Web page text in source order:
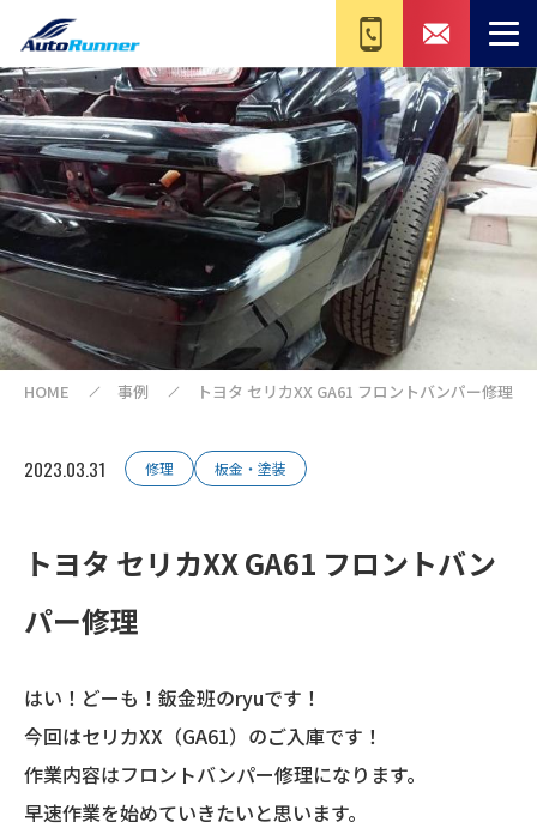
HOME 事例 トヨタ セリカXX GA61 フロントバンパー修理
2023.03.31 修理 板金・塗装
トヨタ セリカXX GA61 フロントバン
パー修理
はい！どーも！鈑金班のryuです！
今回はセリカXX（GA61）のご入庫です！
作業内容はフロントバンパー修理になります。
早速作業を始めていきたいと思います。